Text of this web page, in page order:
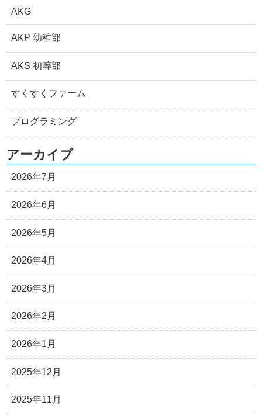
AKG
AKP 幼稚部
AKS 初等部
すくすくファーム
プログラミング
アーカイブ
2026年7月
2026年6月
2026年5月
2026年4月
2026年3月
2026年2月
2026年1月
2025年12月
2025年11月